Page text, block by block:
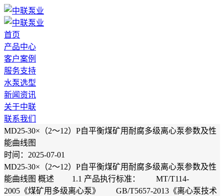
首页
产品中心
客户案例
服务支持
水泵选型
新闻资讯
关于中联
联系我们
MD25-30×（2～12）P自平衡煤矿用耐腐多级离心泵参数及性
能曲线图
时间：2025-07-01
MD25-30×（2～12）P自平衡煤矿用耐腐多级离心泵参数及性
能曲线图 概述 1.1 产品执行标准： MT/T114-
2005《煤矿用多级离心泵》 GB/T5657-2013《离心泵技术